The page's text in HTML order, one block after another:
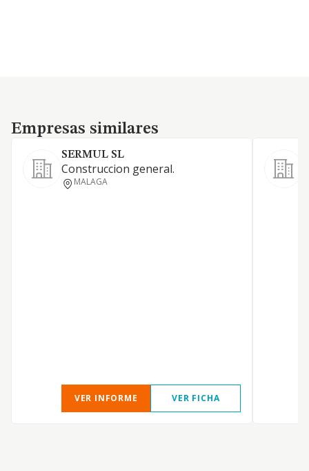
Empresas similares
Empresas similares
SERMUL SL
Construccion general.
MALAGA
VER INFORME VER FICHA